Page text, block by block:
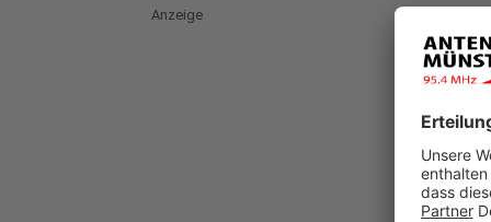
Anzeige